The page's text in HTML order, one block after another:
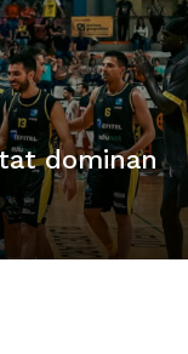
dominan